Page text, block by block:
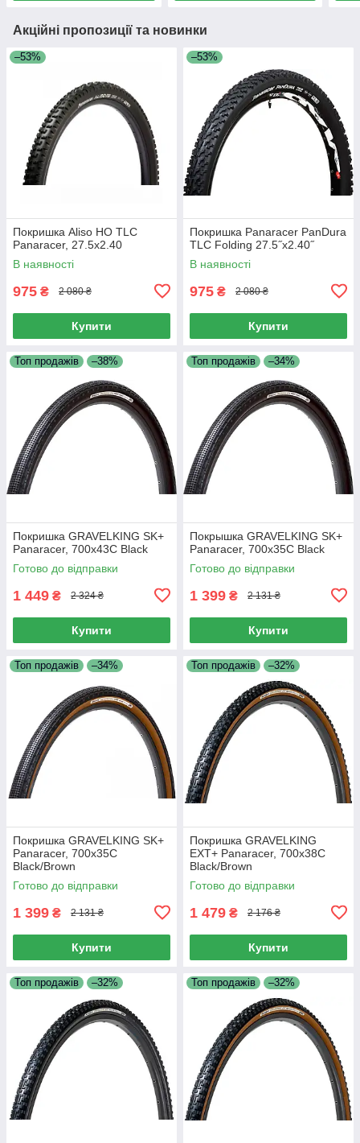
Акційні пропозиції та новинки
–53%
Покришка Aliso HO TLC
Panaracer, 27.5x2.40
В наявності
975 ₴ 2 080 ₴
Купити
–53%
Покришка Panaracer PanDura
TLC Folding 27.5˝x2.40˝
В наявності
975 ₴ 2 080 ₴
Купити
Топ продажів –38%
Покришка GRAVELKING SK+
Panaracer, 700x43C Black
Готово до відправки
1 449 ₴ 2 324 ₴
Купити
Топ продажів –34%
Покрышка GRAVELKING SK+
Panaracer, 700x35C Black
Готово до відправки
1 399 ₴ 2 131 ₴
Купити
Топ продажів –34%
Покришка GRAVELKING SK+
Panaracer, 700x35C
Black/Brown
Готово до відправки
1 399 ₴ 2 131 ₴
Купити
Топ продажів –32%
Покришка GRAVELKING
EXT+ Panaracer, 700x38C
Black/Brown
Готово до відправки
1 479 ₴ 2 176 ₴
Купити
Топ продажів –32% Топ продажів –32%